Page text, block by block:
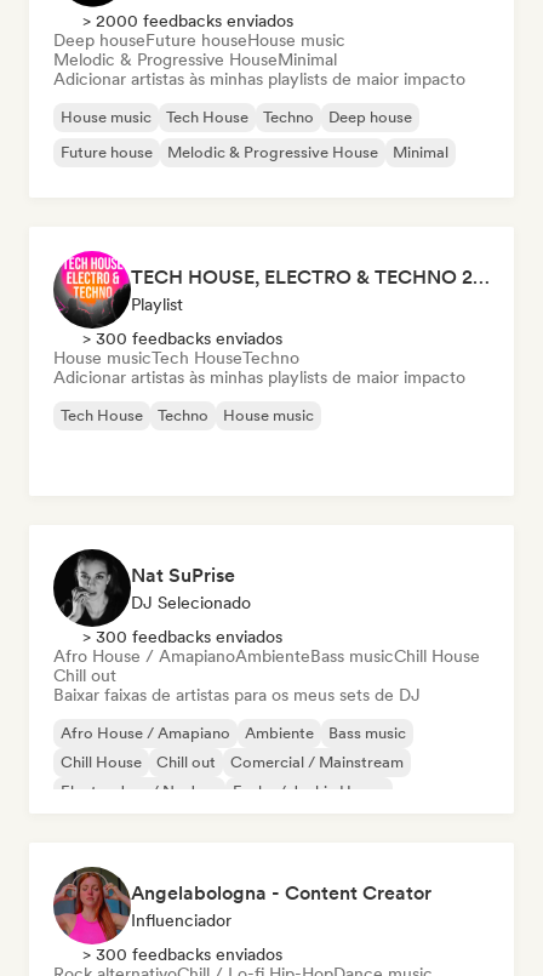
> 2000 feedbacks enviados
Deep houseFuture houseHouse music
Melodic & Progressive HouseMinimal
Adicionar artistas às minhas playlists de maior impacto
House music Tech House Techno
Deep house
Future house
Melodic & Progressive House Minimal
TECH HOUSE, ELECTRO & TECHNO 2026 (by Honey, everywhere)
Playlist
> 300 feedbacks enviados
House musicTech HouseTechno
Adicionar artistas às minhas playlists de maior impacto
Tech House Techno House music
Nat SuPrise
DJ Selecionado
> 300 feedbacks enviados
Afro House / AmapianoAmbienteBass musicChill House
Chill out
Baixar faixas de artistas para os meus sets de DJ
Afro House / Amapiano Ambiente
Bass music
Chill House
Chill out
Comercial / Mainstream
Electro Jazz / Nu Jazz
Funky / Jackin House
Angelabologna - Content Creator
Influenciador
> 300 feedbacks enviados